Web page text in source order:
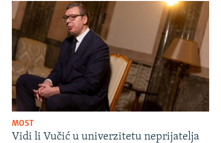
MOST
Vidi li Vučić u univerzitetu neprijatelja